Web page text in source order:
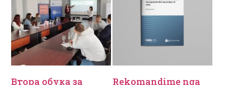
Втора обука за
Rekomandime nga